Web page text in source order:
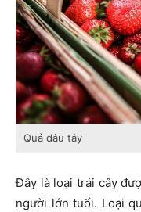
Quả dâu tây
Đây là loại trái cây
người lớn tuổi. Loại